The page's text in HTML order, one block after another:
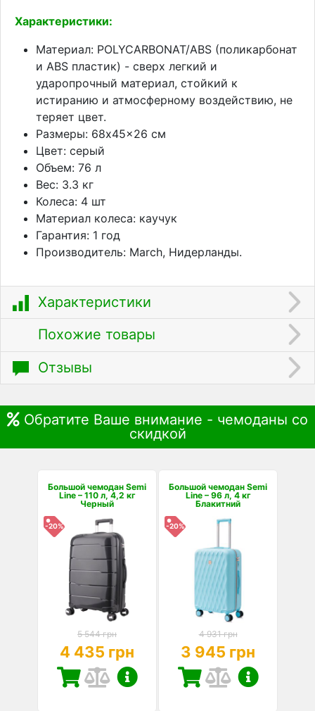
Характеристики:
Материал: POLYCARBONAT/ABS (поликарбонат
и ABS пластик) - сверх легкий и
ударопрочный материал, стойкий к
истиранию и атмосферному воздействию, не
теряет цвет.
Размеры: 68x45x26 см
Цвет: серый
Объем: 76 л
Вес: 3.3 кг
Колеса: 4 шт
Материал колеса: каучук
Гарантия: 1 год
Производитель: March, Нидерланды.
Характеристики
Похожие товары
Отзывы
Обратите Ваше внимание - чемоданы со
скидкой
Большой чемодан Semi
Line – 110 л, 4,2 кг
Черный
-20%
5 544 грн
4 435 грн
Большой чемодан Semi
Line – 96 л, 4 кг
Блакитний
-20%
4 931 грн
3 945 грн